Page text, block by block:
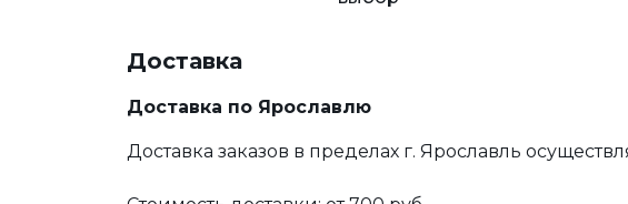
Доставка
Доставка по Ярославлю
Доставка заказов в пределах г. Ярославль